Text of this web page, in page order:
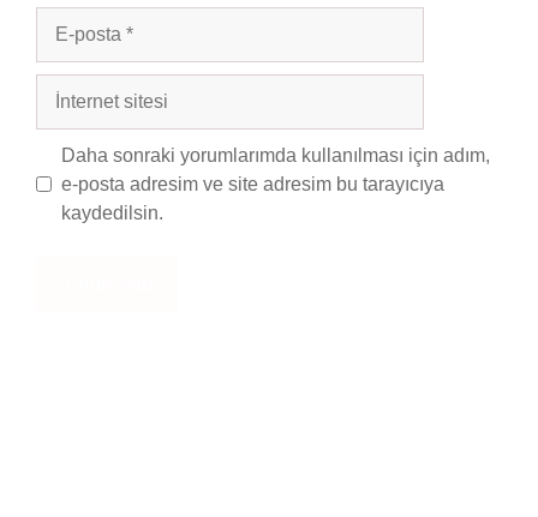
posta
İnternet
Daha sonraki yorumlarımda kullanılması için adım,
e-posta adresim ve site adresim bu tarayıcıya
kaydedilsin.